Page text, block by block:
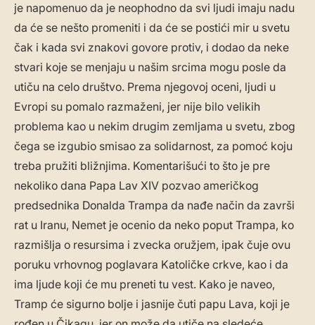
je napomenuo da je neophodno da svi ljudi imaju nadu
da će se nešto promeniti i da će se postići mir u svetu
čak i kada svi znakovi govore protiv, i dodao da neke
stvari koje se menjaju u našim srcima mogu posle da
utiču na celo društvo. Prema njegovoj oceni, ljudi u
Evropi su pomalo razmaženi, jer nije bilo velikih
problema kao u nekim drugim zemljama u svetu, zbog
čega se izgubio smisao za solidarnost, za pomoć koju
treba pružiti bližnjima. Komentarišući to što je pre
nekoliko dana Papa Lav XIV pozvao američkog
predsednika Donalda Trampa da nađe način da završi
rat u Iranu, Nemet je ocenio da neko poput Trampa, ko
razmišlja o resursima i zvecka oružjem, ipak čuje ovu
poruku vrhovnog poglavara Katoličke crkve, kao i da
ima ljude koji će mu preneti tu vest. Kako je naveo,
Tramp će sigurno bolje i jasnije čuti papu Lava, koji je